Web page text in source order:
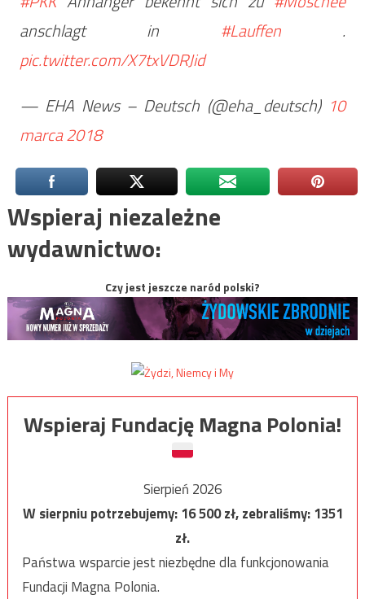
anschlagt in #Lauffen.
pic.twitter.com/X7txVDRJid
— EHA News – Deutsch (@eha_deutsch) 10
marca 2018
Wspieraj niezależne
wydawnictwo:
Czy jest jeszcze naród polski?
Wspieraj Fundację Magna Polonia!
Sierpień 2026
W sierpniu potrzebujemy:16 500zł, zebraliśmy:1351
zł.
Państwa wsparcie jest niezbędne dla funkcjonowania
Fundacji Magna Polonia.